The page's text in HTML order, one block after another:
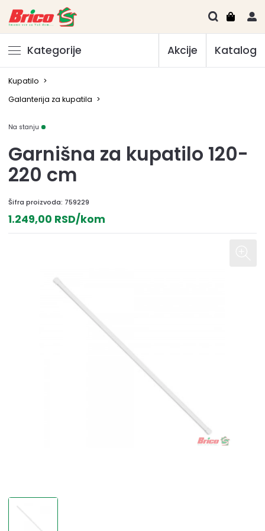
Kategorije Akcije Katalog
Kupatilo >
Galanterija za kupatila >
Na stanju
Garnišna za kupatilo 120-
220 cm
Šifra proizvoda: 759229
1.249,00 RSD/kom